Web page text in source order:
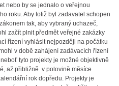
nebo by se jednalo o veřejnou
roku. Aby totiž byl zadavatel schopen
tak, aby vybraný uchazeč,
začít plnit předmět veřejné zakázky
řízení vyhlásit nejpozději na počátku
v době zahájení zadávacích řízení
tyto projekty je možné objektivně
až přibližně v polovině měsíce
rok dopředu. Projekty je